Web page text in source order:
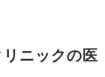
リニックの医